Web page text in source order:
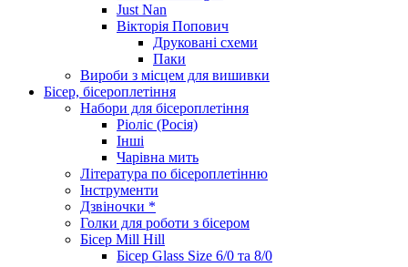
Just Nan
Вікторія Попович
Друковані схеми
Паки
Вироби з місцем для вишивки
Бісер, бісероплетіння
Набори для бісероплетіння
Ріоліс (Росія)
Інші
Чарівна мить
Література по бісероплетінню
Інструменти
Дзвіночки *
Голки для роботи з бісером
Бісер Mill Hill
Бісер Glass Size 6/0 та 8/0